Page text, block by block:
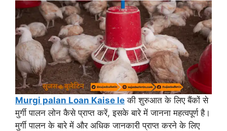
Murgi palan Loan Kaise le की शुरुआत के लिए बैंकों से
मुर्गी पालन लोन कैसे प्राप्त करें, इसके बारे में जानना महत्वपूर्ण है।
मुर्गी पालन के बारे में और अधिक जानकारी प्राप्त करने के लिए